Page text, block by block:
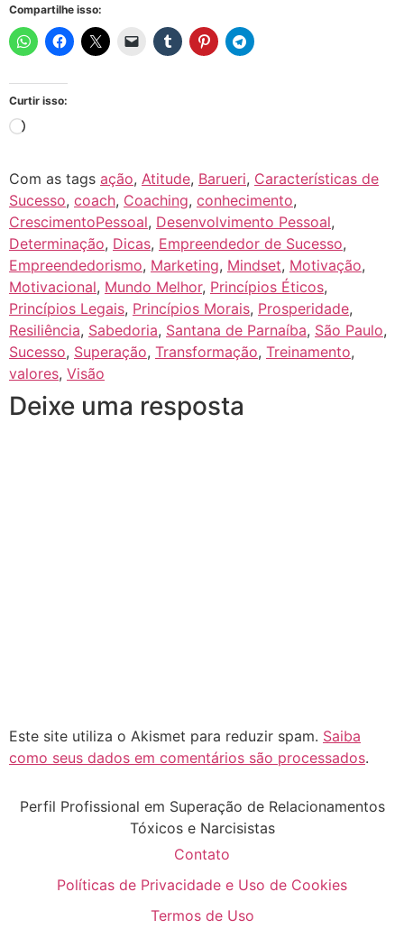
Compartilhe isso:
Curtir isso:
Com as tags ação, Atitude, Barueri, Características de
Sucesso, coach, Coaching, conhecimento,
CrescimentoPessoal, Desenvolvimento Pessoal,
Determinação, Dicas, Empreendedor de Sucesso,
Empreendedorismo, Marketing, Mindset, Motivação,
Motivacional, Mundo Melhor, Princípios Éticos,
Princípios Legais, Princípios Morais, Prosperidade,
Resiliência, Sabedoria, Santana de Parnaíba, São Paulo,
Sucesso, Superação, Transformação, Treinamento,
valores, Visão
Deixe uma resposta
Este site utiliza o Akismet para reduzir spam. Saiba
como seus dados em comentários são processados.
Perfil Profissional em Superação de Relacionamentos
Tóxicos e Narcisistas
Contato
Políticas de Privacidade e Uso de Cookies
Termos de Uso